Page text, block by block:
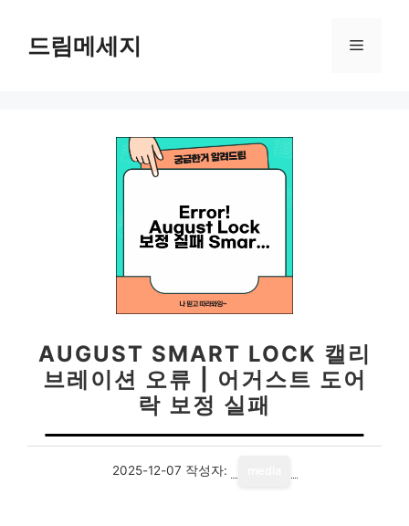
드림메세지 메
AUGUST SMART LOCK 캘리
브레이션 오류 | 어거스트 도어
락 보정 실패
2025-12-07 작성자: